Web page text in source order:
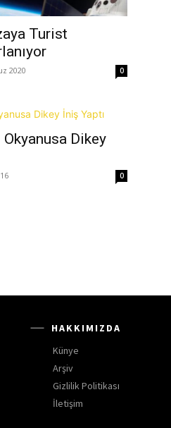
Turist
2020 0
Dikey
0
HAKKIMIZDA
Künye
Arşiv
Gizlilik Politikası
İletişim